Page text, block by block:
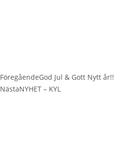
FöregåendeGod Jul & Gott Nytt år!!
NästaNYHET – KYL